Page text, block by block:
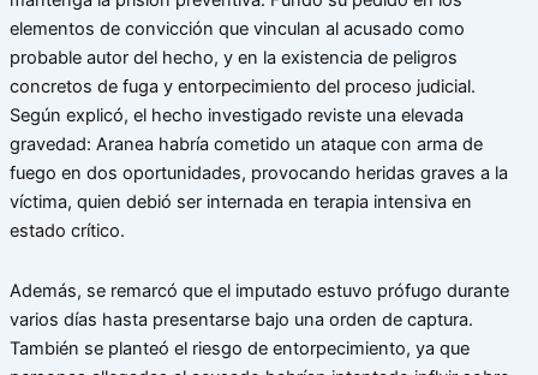
elementos de convicción que vinculan al acusado como
probable autor del hecho, y en la existencia de peligros
concretos de fuga y entorpecimiento del proceso judicial.
Según explicó, el hecho investigado reviste una elevada
gravedad: Aranea habría cometido un ataque con arma de
fuego en dos oportunidades, provocando heridas graves a la
víctima, quien debió ser internada en terapia intensiva en
estado crítico.
Además, se remarcó que el imputado estuvo prófugo durante
varios días hasta presentarse bajo una orden de captura.
También se planteó el riesgo de entorpecimiento, ya que